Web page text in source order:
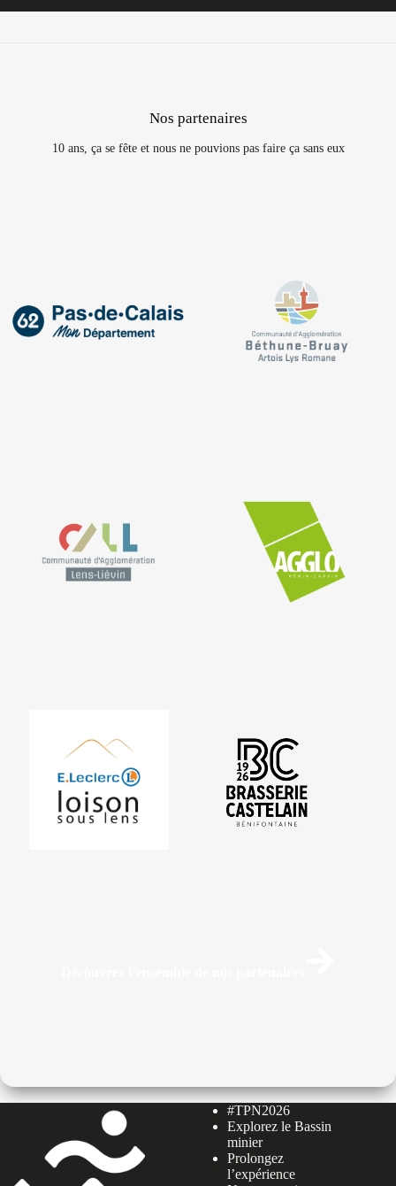
Nos partenaires
10 ans, ça se fête et nous ne pouvions pas faire ça sans eux
#TPN2026
Explorez le Bassin
minier
Prolongez
l’expérience